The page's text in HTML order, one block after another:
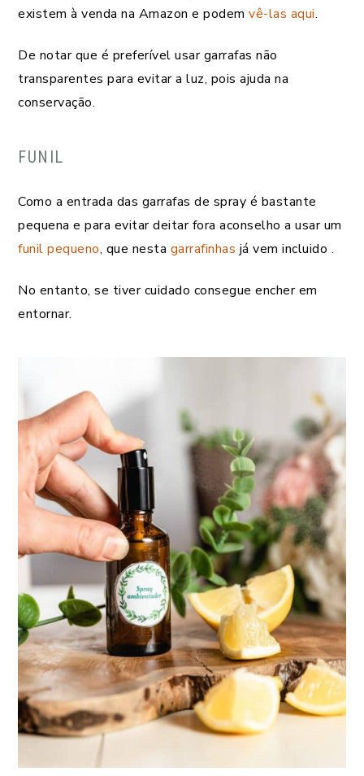
existem à venda na Amazon e podem vê-las aqui.
De notar que é preferível usar garrafas não
transparentes para evitar a luz, pois ajuda na
conservação.
FUNIL
Como a entrada das garrafas de spray é bastante
pequena e para evitar deitar fora aconselho a usar um
funil pequeno, que nesta garrafinhas já vem incluido .
No entanto, se tiver cuidado consegue encher em
entornar.